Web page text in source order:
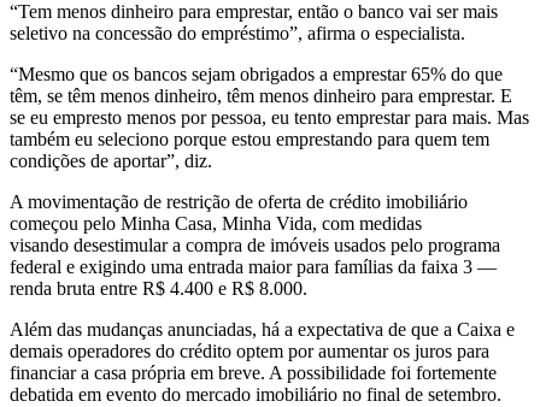
“Tem menos dinheiro para emprestar, então o banco vai ser mais
seletivo na concessão do empréstimo”, afirma o especialista.
“Mesmo que os bancos sejam obrigados a emprestar 65% do que
têm, se têm menos dinheiro, têm menos dinheiro para emprestar. E
se eu empresto menos por pessoa, eu tento emprestar para mais. Mas
também eu seleciono porque estou emprestando para quem tem
condições de aportar”, diz.
A movimentação de restrição de oferta de crédito imobiliário
começou pelo Minha Casa, Minha Vida, com medidas
visando desestimular a compra de imóveis usados pelo programa
federal e exigindo uma entrada maior para famílias da faixa 3 —
renda bruta entre R$ 4.400 e R$ 8.000.
Além das mudanças anunciadas, há a expectativa de que a Caixa e
demais operadores do crédito optem por aumentar os juros para
financiar a casa própria em breve. A possibilidade foi fortemente
debatida em evento do mercado imobiliário no final de setembro.